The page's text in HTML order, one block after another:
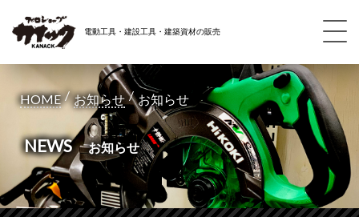
電動工具・建設工具・建築資材の販売
HOME / お知らせ / お知らせ
NEWS お知らせ